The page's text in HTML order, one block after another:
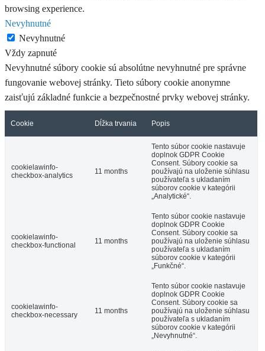
browsing experience.
Nevyhnutné
Nevyhnutné
Vždy zapnuté
Nevyhnutné súbory cookie sú absolútne nevyhnutné pre správne
fungovanie webovej stránky. Tieto súbory cookie anonymne
zaisťujú základné funkcie a bezpečnostné prvky webovej stránky.
Cookie Dĺžka trvania Popis
cookielawinfo-
checkbox-analytics
11 months
Tento súbor cookie nastavuje
doplnok GDPR Cookie
Consent. Súbory cookie sa
používajú na uloženie súhlasu
používateľa s ukladaním
súborov cookie v kategórii
„Analytické“.
cookielawinfo-
checkbox-functional
11 months
Tento súbor cookie nastavuje
doplnok GDPR Cookie
Consent. Súbory cookie sa
používajú na uloženie súhlasu
používateľa s ukladaním
súborov cookie v kategórii
„Funkčné“.
cookielawinfo-
checkbox-necessary
11 months
Tento súbor cookie nastavuje
doplnok GDPR Cookie
Consent. Súbory cookie sa
používajú na uloženie súhlasu
používateľa s ukladaním
súborov cookie v kategórii
„Nevyhnutné“.